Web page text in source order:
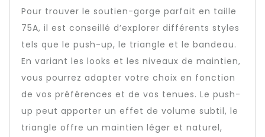
Pour trouver le soutien-gorge parfait en taille
75A, il est conseillé d’explorer différents styles
tels que le push-up, le triangle et le bandeau.
En variant les looks et les niveaux de maintien,
vous pourrez adapter votre choix en fonction
de vos préférences et de vos tenues. Le push-
up peut apporter un effet de volume subtil, le
triangle offre un maintien léger et naturel,